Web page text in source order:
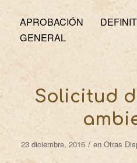
APROBACIÓN
GENERAL
Solicitud
23 diciembre, 2016 / en Otras